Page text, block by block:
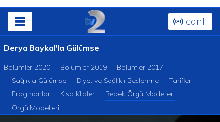
canlı
Derya Baykal'la Gülümse
Bölümler 2020 Bölümler 2019
Bölümler 2017
Sağlıkla Gülümse
Diyet ve Sağlıklı Beslenme
Tarifler
Fragmanlar
Kısa Klipler
Bebek Örgü Modelleri
Örgü Modelleri